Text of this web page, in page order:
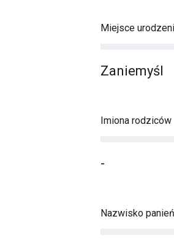
Miejsce
Zaniemyśl
Imiona rodziców
-
Nazwisko